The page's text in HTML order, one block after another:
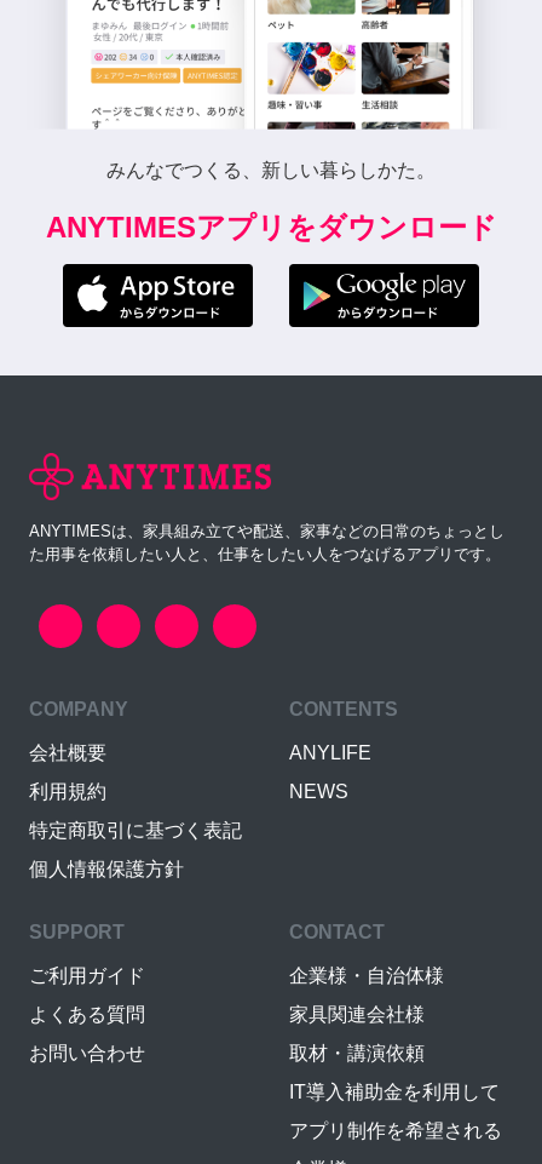
みんなでつくる、新しい暮らしかた。
ANYTIMESアプリをダウンロード
ANYTIMESは、家具組み立てや配送、家事などの日常のちょっとし
た用事を依頼したい人と、仕事をしたい人をつなげるアプリです。
COMPANY
会社概要
利用規約
特定商取引に基づく表記
個人情報保護方針
CONTENTS
ANYLIFE
NEWS
SUPPORT
ご利用ガイド
よくある質問
お問い合わせ
CONTACT
企業様・自治体様
家具関連会社様
取材・講演依頼
IT導入補助金を利用して
アプリ制作を希望される